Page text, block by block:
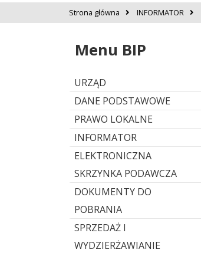
Strona główna INFORMATOR
Menu BIP
URZĄD
DANE PODSTAWOWE
PRAWO LOKALNE
INFORMATOR
ELEKTRONICZNA
SKRZYNKA PODAWCZA
DOKUMENTY DO
POBRANIA
SPRZEDAŻ I
WYDZIERŻAWIANIE